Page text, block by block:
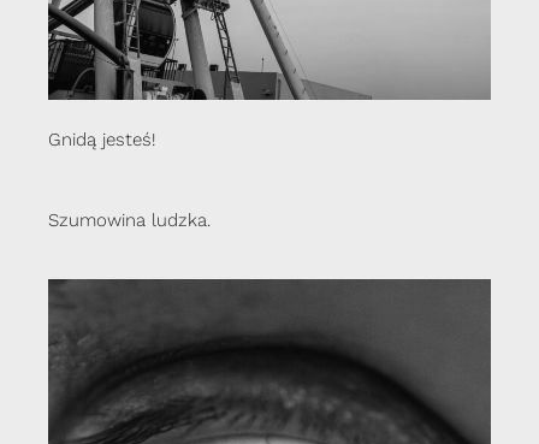
Gnidą jesteś!
Szumowina ludzka.